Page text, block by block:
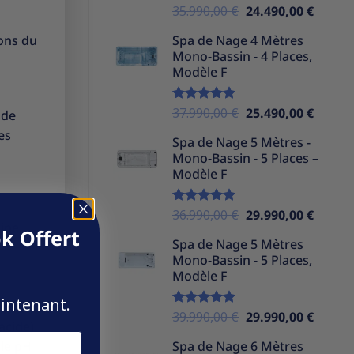
du
élevé
pH
Note5.00
35.990,00€ Le
initial
était :
24.490,00€Le
Spa de Nage 4 Mètres
Mono-Bassin - 4 Places,
Modèle F
Note5.00
37.990,00€ Le
initial
était :
25.490,00€Le
est :
Spa de Nage 5 Mètres -
Mono-Bassin - 5 Places –
Modèle F
Note5.00
36.990,00€ Le
initial
était :
29.990,00€Le
Spa de Nage 5 Mètres
Mono-Bassin - 5 Places,
Modèle F
Note5.00
39.990,00€ Le
initial
29.990,00€Le
Spa de Nage 6 Mètres
Offert